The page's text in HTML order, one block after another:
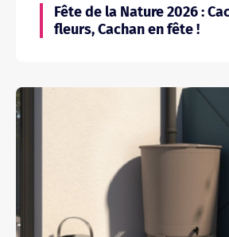
Fête de la Nature 2026 :
fleurs, Cachan en fête !